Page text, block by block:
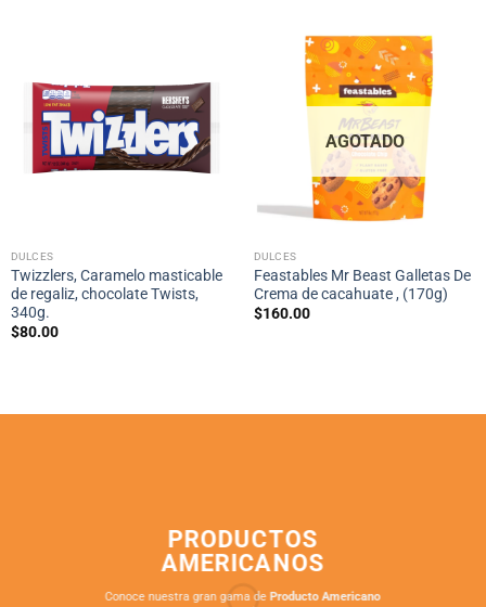
DULCES
Twizzlers, Caramelo masticable
de regaliz, chocolate Twists,
340g.
$80.00
AGOTADO
DULCES
Feastables Mr Beast Galletas De
Crema de cacahuate , (170g)
$160.00
PRODUCTOS
AMERICANOS
Conoce nuestra gran gama deProducto Americano